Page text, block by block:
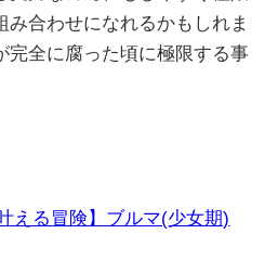
み合わせになれるかもしれま
完全に腐った頃に極限する事
える冒険】ブルマ(少女期)